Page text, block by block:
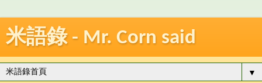
米語錄 - Mr. Corn said
▼